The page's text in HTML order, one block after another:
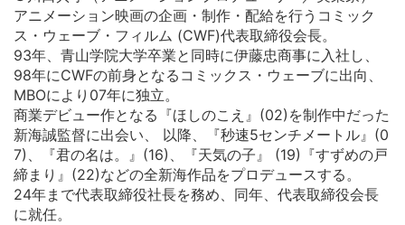
アニメーション映画の企画・制作・配給を行うコミック
ス・ウェーブ・フィルム (CWF)代表取締役会長。
93年、青山学院大学卒業と同時に伊藤忠商事に入社し、
98年にCWFの前身となるコミックス・ウェーブに出向、
MBOにより07年に独立。
商業デビュー作となる『ほしのこえ』(02)を制作中だった
新海誠監督に出会い、 以降、『秒速5センチメートル』(0
7)、『君の名は。』(16)、『天気の子』 (19)『すずめの戸
締まり』(22)などの全新海作品をプロデュースする。
24年まで代表取締役社長を務め、同年、代表取締役会長
に就任。